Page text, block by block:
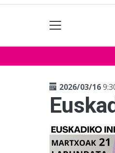
2026/03/16